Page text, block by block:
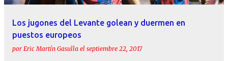
Los jugones del Levante golean y duermen en
puestos europeos
por Eric Martín Gasulla el septiembre 22, 2017